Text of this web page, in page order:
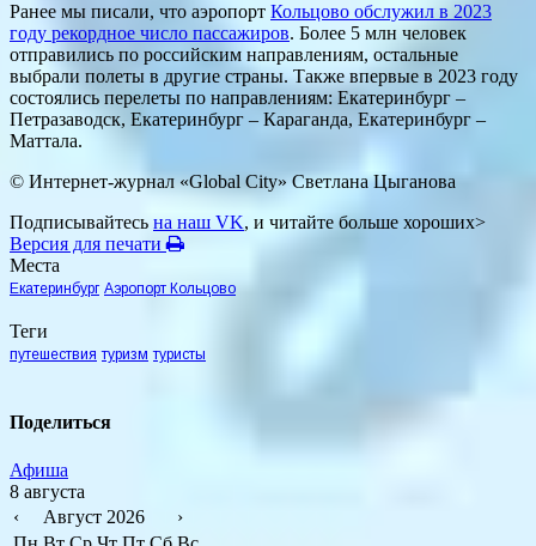
Ранее мы писали, что аэропорт Кольцово обслужил в 2023
году рекордное число пассажиров. Более 5 млн человек
отправились по российским направлениям, остальные
выбрали полеты в другие страны. Также впервые в 2023 году
состоялись перелеты по направлениям: Екатеринбург –
Петразаводск, Екатеринбург – Караганда, Екатеринбург –
Маттала.
© Интернет-журнал «Global City»Светлана Цыганова
Подписывайтесь на наш VK, и читайте больше хороших>
Версия для печати
Места
Екатеринбург Аэропорт Кольцово
Теги
путешествия туризм туристы
Поделиться
Афиша
8 августа
‹
Август 2026
›